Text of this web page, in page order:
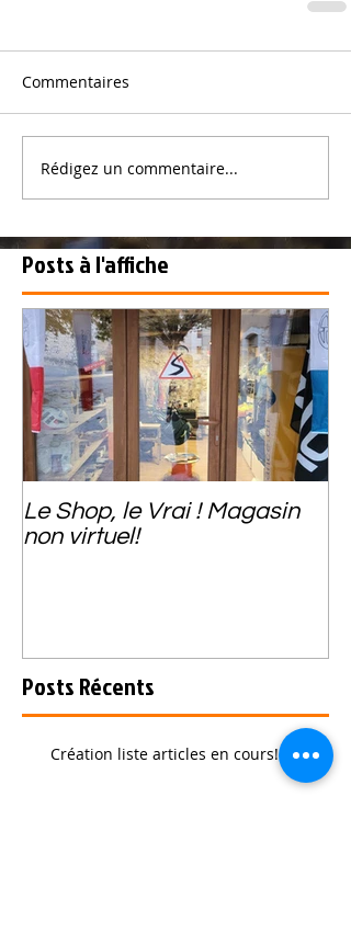
Commentaires
Rédigez un commentaire...
Posts à l'affiche
Le Shop, le Vrai ! Magasin
non virtuel!
Posts Récents
Création liste articles en cours!